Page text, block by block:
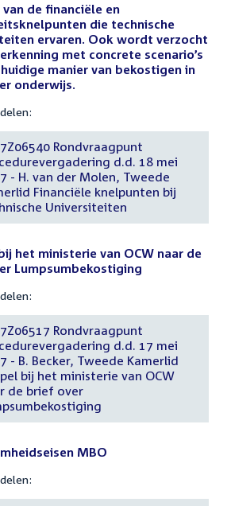
van de financiële en
die technische
ervaren. Ook wordt verzocht
met concrete scenario’s
manier van bekostigen in
onderwijs.
Rondvraagpunt
d.d. 18 mei
- H. van der Molen, Tweede
Financiële knelpunten bij
Universiteiten
het ministerie van OCW naar de
Lumpsumbekostiging
Rondvraagpunt
d.d. 17 mei
- B. Becker, Tweede Kamerlid
bij het ministerie van OCW
de brief over
MBO